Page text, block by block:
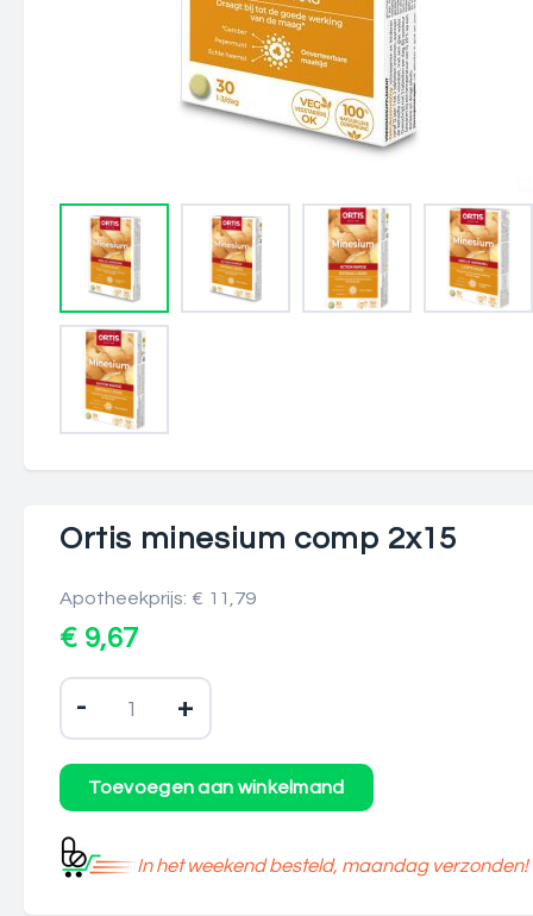
Ortis minesium comp 2x15
Apotheekprijs: € 11,79
€ 9,67
- +
In het weekend besteld, maandag verzonden!